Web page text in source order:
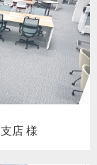
店 様